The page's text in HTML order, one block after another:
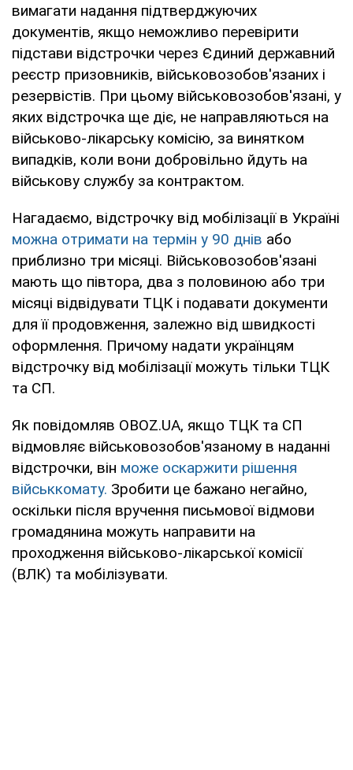
вимагати надання підтверджуючих
документів, якщо неможливо перевірити
підстави відстрочки через Єдиний державний
реєстр призовників, військовозобов'язаних і
резервістів. При цьому військовозобов'язані, у
яких відстрочка ще діє, не направляються на
військово-лікарську комісію, за винятком
випадків, коли вони добровільно йдуть на
військову службу за контрактом.
Нагадаємо, відстрочку від мобілізації в Україні
можна отримати на термін у 90 днів або
приблизно три місяці. Військовозобов'язані
мають що півтора, два з половиною або три
місяці відвідувати ТЦК і подавати документи
для її продовження, залежно від швидкості
оформлення. Причому надати українцям
відстрочку від мобілізації можуть тільки ТЦК
та СП.
Як повідомляв OBOZ.UA, якщо ТЦК та СП
відмовляє військовозобов'язаному в наданні
відстрочки, він може оскаржити рішення
військкомату. Зробити це бажано негайно,
оскільки після вручення письмової відмови
громадянина можуть направити на
проходження військово-лікарської комісії
(ВЛК) та мобілізувати.